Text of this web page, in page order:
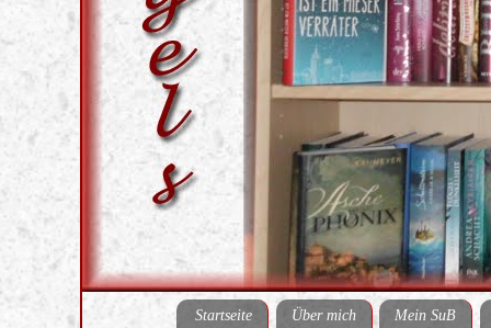
Startseite Über mich
Mein SuB